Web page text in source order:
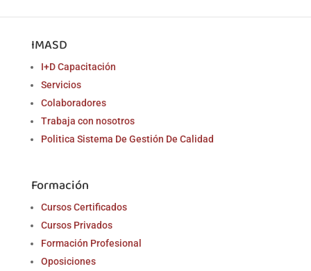
IMASD
I+D Capacitación
Servicios
Colaboradores
Trabaja con nosotros
Politica Sistema De Gestión De Calidad
Formación
Cursos Certificados
Cursos Privados
Formación Profesional
Oposiciones